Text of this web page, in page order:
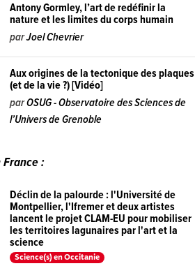
Antony Gormley, l’art de redéfinir la
nature et les limites du corps humain
parJoel Chevrier
Aux origines de la tectonique des plaques
(et de la vie ?) [Vidéo]
parOSUG - Observatoire des Sciences de
l’Univers de Grenoble
France :
Déclin de la palourde : l'Université de
Montpellier, l'Ifremer et deux artistes
lancent le projet CLAM-EU pour mobiliser
les territoires lagunaires par l'art et la
science
Science(s) en Occitanie